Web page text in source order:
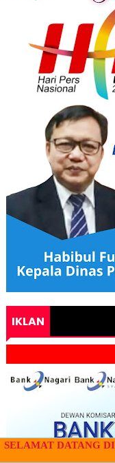
IKLAN
SELAMAT DATANG DI